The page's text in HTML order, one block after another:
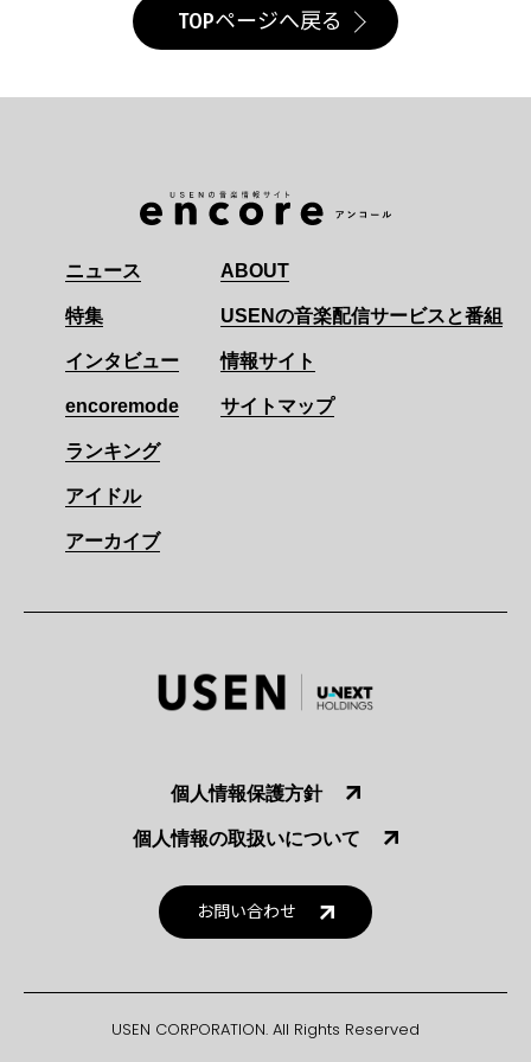
TOPページへ戻る
ニュース
特集
インタビュー
encoremode
ランキング
アイドル
アーカイブ
ABOUT
USENの音楽配信サービスと番組
情報サイト
サイトマップ
個人情報保護方針
個人情報の取扱いについて
お問い合わせ
USEN CORPORATION. All Rights Reserved